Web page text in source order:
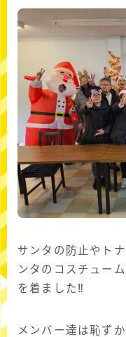
サンタの防止やト
ンタのコスチュー
を着ました‼
メンバー達は恥ず